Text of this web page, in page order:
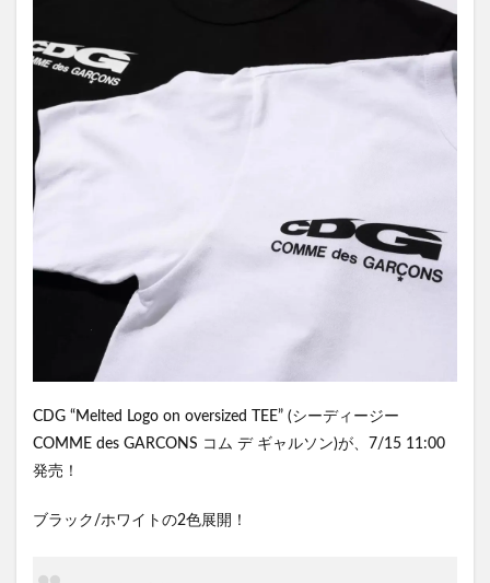
CDG “Melted Logo on oversized TEE” (シーディージー
COMME des GARCONS コム デ ギャルソン)が、7/15 11:00
発売！
ブラック/ホワイトの2色展開！